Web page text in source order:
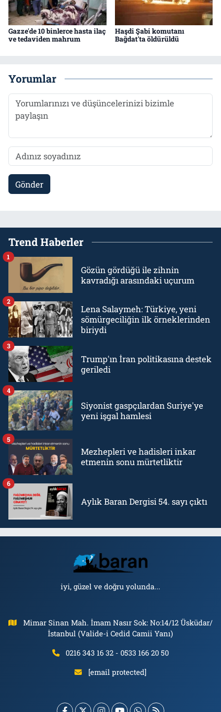
Gazze'de 10 binlerce hasta ilaç
ve tedaviden mahrum
Haşdi Şabi komutanı
Bağdat'ta öldürüldü
Yorumlar
Gönder
Trend Haberler
Gözün gördüğü ile zihnin
kavradığı arasındaki uçurum
1
Lena Salaymeh: Türkiye, yeni
sömürgeciliğin ilk örneklerinden
biriydi
2
Trump'ın İran politikasına destek
geriledi
3
Siyonist gaspçılardan Suriye'ye
yeni işgal hamlesi
4
Mezhepleri ve hadisleri inkar
etmenin sonu mürtetliktir
5
Aylık Baran Dergisi 54. sayı çıktı
6
iyi, güzel ve doğru yolunda...
Mimar Sinan Mah. İmam Nasır Sok: No:14/12 Üsküdar/
İstanbul (Valide-i Cedid Camii Yanı)
0216 343 16 32 - 0533 166 20 50
[email protected]